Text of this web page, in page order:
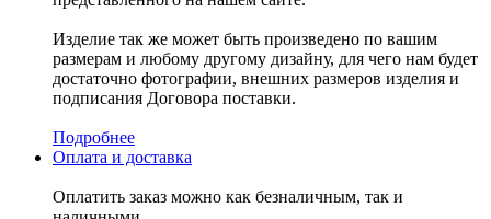
Изделие так же может быть произведено по вашим
размерам и любому другому дизайну, для чего нам будет
достаточно фотографии, внешних размеров изделия и
подписания Договора поставки.
Подробнее
Оплата и доставка
Оплатить заказ можно как безналичным, так и